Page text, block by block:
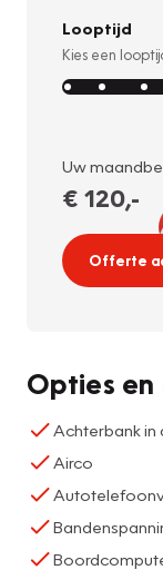
Looptijd
Kies een
Uw
€ 120,-
Offerte
Opties en
Achterbank in
Airco